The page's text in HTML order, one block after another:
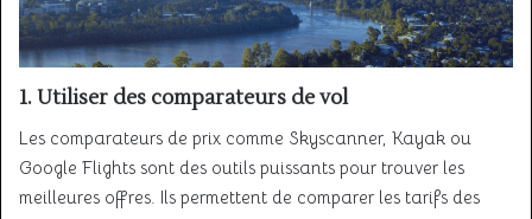
1.Utiliser des comparateurs de vol
Les comparateurs de prix comme Skyscanner, Kayak ou
Google Flights sont des outils puissants pour trouver les
meilleures offres. Ils permettent de comparer les tarifs des